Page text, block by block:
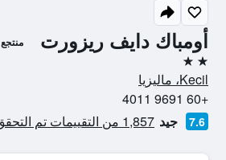
أومباك دايف ريزورت منتجع
2 نجمتين
Kecil، ماليزيا
+60 9691 4011
7.6 جيد 1,857 من التقييمات تم التحقق منها